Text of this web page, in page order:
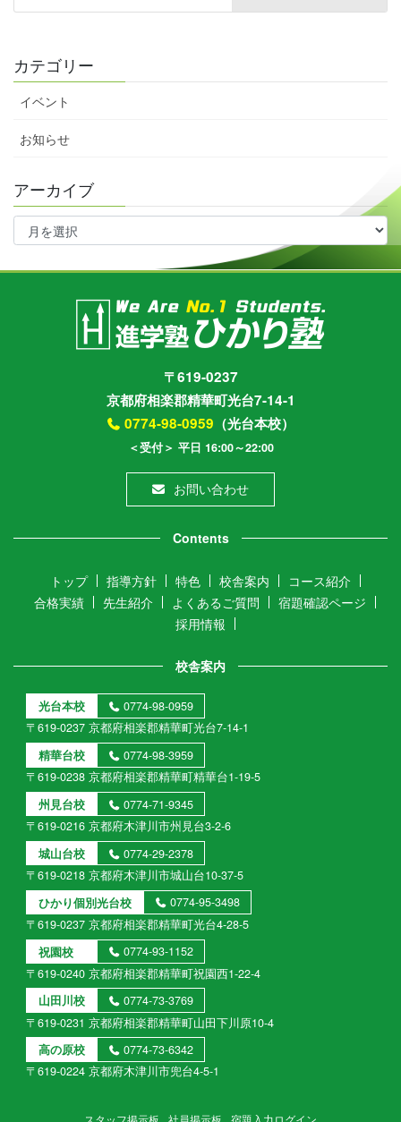
カテゴリー
イベント
お知らせ
アーカイブ
ア
イ
〒619-0237
京都府相楽郡精華町光台7-14-1
0774-98-0959 （光台本校）
＜受付＞ 平日 16:00～22:00
お問い合わせ
Contents
トップ 指導方針 特色 校舎案内
コース紹介
合格実績
先生紹介 よくあるご質問
宿題確認ページ
採用情報
校舎案内
光台本校
0774-98-0959
〒619-0237 京都府相楽郡精華町光台7-14-1
精華台校
0774-98-3959
〒619-0238 京都府相楽郡精華町精華台1-19-5
州見台校
0774-71-9345
〒619-0216 京都府木津川市州見台3-2-6
城山台校
0774-29-2378
〒619-0218 京都府木津川市城山台10-37-5
ひかり個別光台校
0774-95-3498
〒619-0237 京都府相楽郡精華町光台4-28-5
祝園校
0774-93-1152
〒619-0240 京都府相楽郡精華町祝園西1-22-4
山田川校
0774-73-3769
〒619-0231 京都府相楽郡精華町山田下川原10-4
高の原校
0774-73-6342
〒619-0224 京都府木津川市兜台4-5-1